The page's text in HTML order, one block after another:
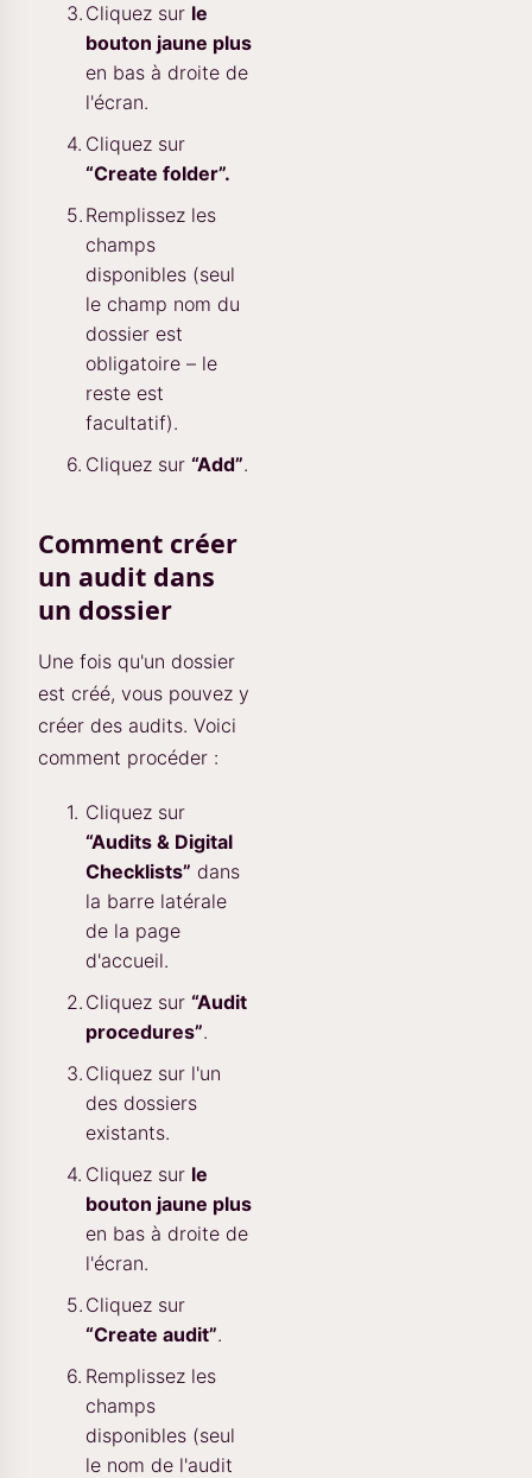
Cliquez sur le
bouton jaune plus
en bas à droite de
l'écran.
Cliquez sur
“Create folder”.
Remplissez les
champs
disponibles (seul
le champ nom du
dossier est
obligatoire – le
reste est
facultatif).
Cliquez sur “Add”.
Comment créer
un audit dans
un dossier
Une fois qu'un dossier
est créé, vous pouvez y
créer des audits. Voici
comment procéder :
Cliquez sur
“Audits & Digital
Checklists” dans
la barre latérale
de la page
d'accueil.
Cliquez sur “Audit
procedures”.
Cliquez sur l'un
des dossiers
existants.
Cliquez sur le
bouton jaune plus
en bas à droite de
l'écran.
Cliquez sur
“Create audit”.
Remplissez les
champs
disponibles (seul
le nom de l'audit